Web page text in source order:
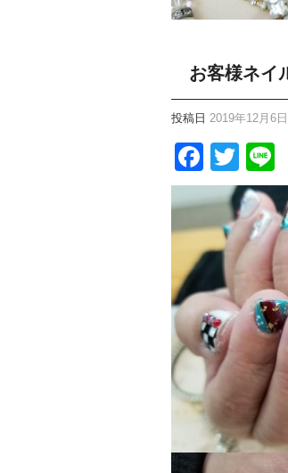
お客様ネイ
投稿日 2019年12月6日